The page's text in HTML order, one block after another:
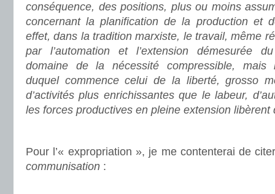
conséquence, des positions, plus ou moins
concernant la planification de la production et
effet, dans la tradition marxiste, le travail, même
par l’automation et l’extension démesurée
domaine de la nécessité compressible, mais
duquel commence celui de la liberté, grosso
d’activités plus enrichissantes que le labeur,
les forces productives en pleine extension libèrent
Pour l’« expropriation », je me contenterai de
communisation :